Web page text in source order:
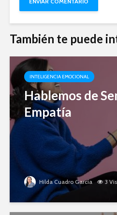
También te puede
INTELIGENCIA EMOCIONAL
Hablemos de
Empatía
Hilda Cuadro García 3